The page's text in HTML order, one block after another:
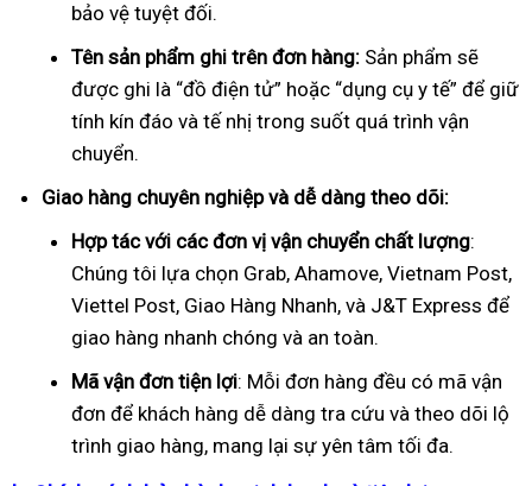
bảo vệ tuyệt đối.
Tên sản phẩm ghi trên đơn hàng: Sản phẩm sẽ
được ghi là “đồ điện tử” hoặc “dụng cụ y tế” để giữ
tính kín đáo và tế nhị trong suốt quá trình vận
chuyển.
Giao hàng chuyên nghiệp và dễ dàng theo dõi:
Hợp tác với các đơn vị vận chuyển chất lượng:
Chúng tôi lựa chọn Grab, Ahamove, Vietnam Post,
Viettel Post, Giao Hàng Nhanh, và J&T Express để
giao hàng nhanh chóng và an toàn.
Mã vận đơn tiện lợi: Mỗi đơn hàng đều có mã vận
đơn để khách hàng dễ dàng tra cứu và theo dõi lộ
trình giao hàng, mang lại sự yên tâm tối đa.